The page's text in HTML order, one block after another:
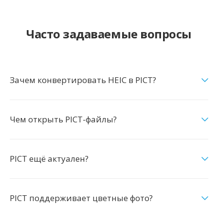
Часто задаваемые вопросы
Зачем конвертировать HEIC в PICT?
Чем открыть PICT-файлы?
PICT ещё актуален?
PICT поддерживает цветные фото?